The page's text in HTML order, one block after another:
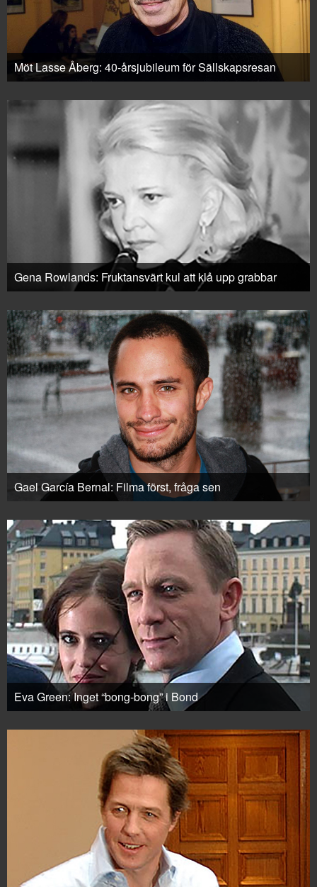
Möt Lasse Åberg: 40-årsjubileum för Sällskapsresan
Gena Rowlands: Fruktansvärt kul att klå upp grabbar
Gael García Bernal: Filma först, fråga sen
Eva Green: Inget “bong-bong” i Bond